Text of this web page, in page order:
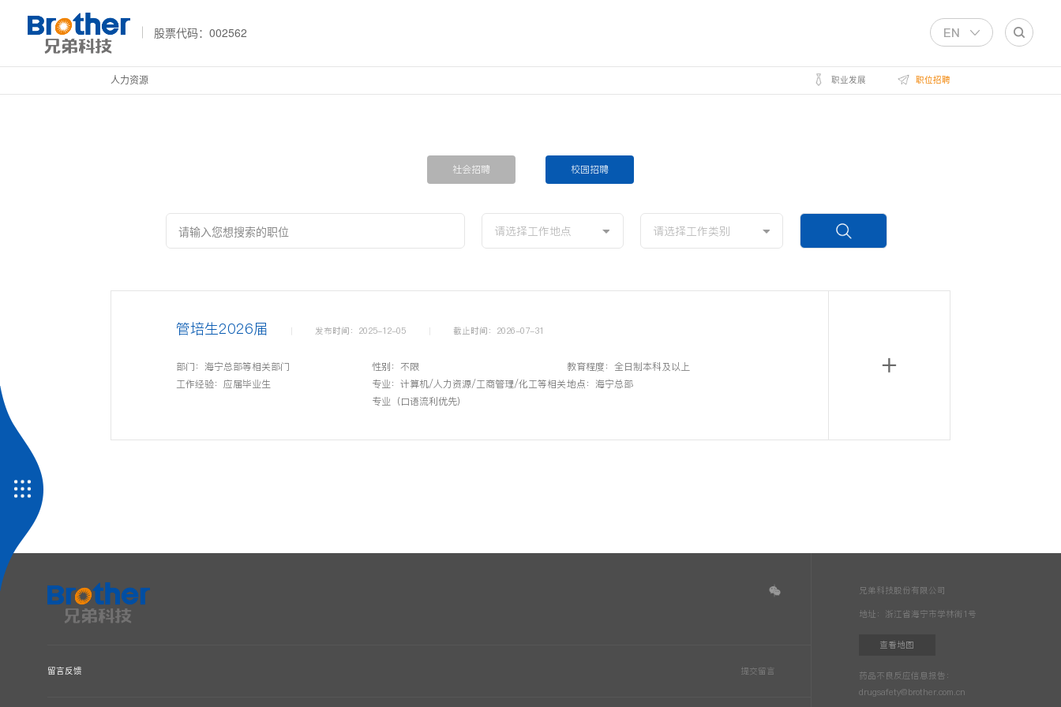
股票代码：002562 EN
人力资源 职业发展 职位招聘
社会招聘 校园招聘
请选择工作地点 请选择工作类别
管培生2026届 发布时间：2025-12-05 截止时间：2026-07-31
部门：海宁总部等相关部门 性别：不限
教育程度：全日制本科及以上
工作经验：应届毕业生
专业：计算机/人力资源/工商管理/化工等相关
专业（口语流利优先）
地点：海宁总部
兄弟科技股份有限公司
地址：浙江省海宁市学林街1号
查看地图
药品不良反应信息报告：
drugsafety@brother.com.cn